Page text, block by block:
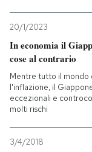
20/1/2023
In economia il
cose al contrario
Mentre tutto il mondo
l'inflazione, il
eccezionali e
molti rischi
3/4/2018